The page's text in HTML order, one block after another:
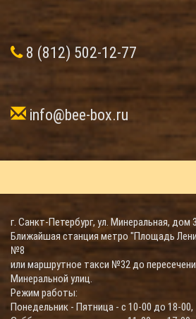
8 (812) 502-12-77
info@bee-box.ru
г. Санкт-Петербург, ул. Минеральная, дом
Ближайшая станция метро "Площадь
№8
или маршрутное такси №32 до
Минеральной улиц.
Режим работы:
Понедельник - Пятница - с 10-00 до 18-00,